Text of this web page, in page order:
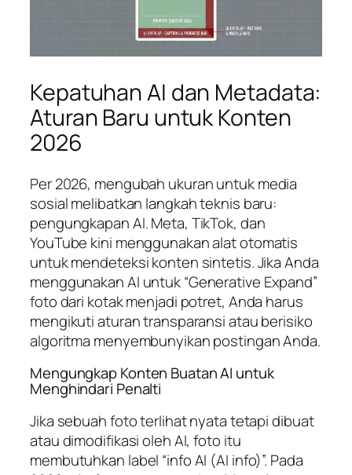
Kepatuhan AI dan Metadata:
Aturan Baru untuk Konten
2026
Per 2026, mengubah ukuran untuk media
sosial melibatkan langkah teknis baru:
pengungkapan AI. Meta, TikTok, dan
YouTube kini menggunakan alat otomatis
untuk mendeteksi konten sintetis. Jika Anda
menggunakan AI untuk “Generative Expand”
foto dari kotak menjadi potret, Anda harus
mengikuti aturan transparansi atau berisiko
algoritma menyembunyikan postingan Anda.
Mengungkap Konten Buatan AI untuk
Menghindari Penalti
Jika sebuah foto terlihat nyata tetapi dibuat
atau dimodifikasi oleh AI, foto itu
membutuhkan label “info AI (AI info)”. Pada